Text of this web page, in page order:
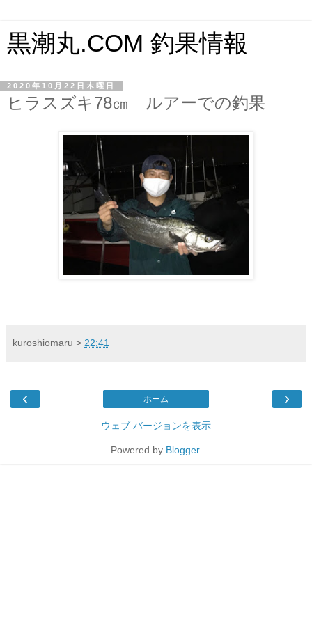
黒潮丸.COM 釣果情報
2020年10月22日木曜日
ヒラスズキ78㎝ ルアーでの釣果
kuroshiomaru > 22:41
‹ ›
ホーム
ウェブ バージョンを表示
Powered by Blogger.